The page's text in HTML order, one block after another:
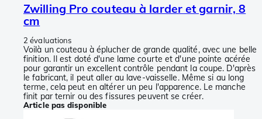
Zwilling Pro couteau à larder et garnir, 8
cm
2 évaluations
Voilà un couteau à éplucher de grande qualité, avec une belle
finition. Il est doté d'une lame courte et d'une pointe acérée
pour garantir un excellent contrôle pendant la coupe. D'après
le fabricant, il peut aller au lave-vaisselle. Même si au long
terme, cela peut en altérer un peu l'apparence. Le manche
finit par ternir ou des fissures peuvent se créer.
Article pas disponible